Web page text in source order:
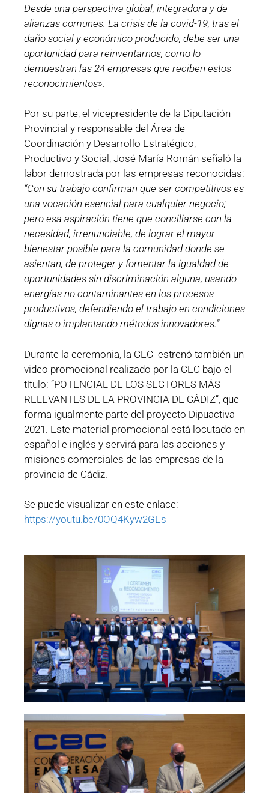
Desde una perspectiva global, integradora y de
alianzas comunes. La crisis de la covid-19, tras el
daño social y económico producido, debe ser una
oportunidad para reinventarnos, como lo
demuestran las 24 empresas que reciben estos
reconocimientos».
Por su parte, el vicepresidente de la Diputación
Provincial y responsable del Área de
Coordinación y Desarrollo Estratégico,
Productivo y Social, José María Román señaló la
labor demostrada por las empresas reconocidas:
“Con su trabajo confirman que ser competitivos es
una vocación esencial para cualquier negocio;
pero esa aspiración tiene que conciliarse con la
necesidad, irrenunciable, de lograr el mayor
bienestar posible para la comunidad donde se
asientan, de proteger y fomentar la igualdad de
oportunidades sin discriminación alguna, usando
energías no contaminantes en los procesos
productivos, defendiendo el trabajo en condiciones
dignas o implantando métodos innovadores.”
Durante la ceremonia, la CEC estrenó también un
video promocional realizado por la CEC bajo el
título: “POTENCIAL DE LOS SECTORES MÁS
RELEVANTES DE LA PROVINCIA DE CÁDIZ”, que
forma igualmente parte del proyecto Dipuactiva
2021. Este material promocional está locutado en
español e inglés y servirá para las acciones y
misiones comerciales de las empresas de la
provincia de Cádiz.
Se puede visualizar en este enlace:
https://youtu.be/0OQ4Kyw2GEs